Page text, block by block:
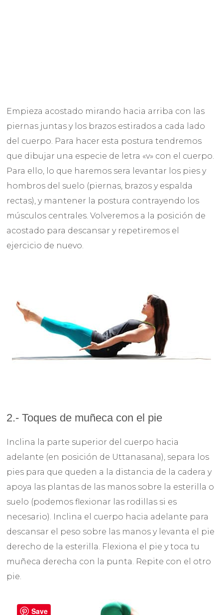
Empieza acostado mirando hacia arriba con las
piernas juntas y los brazos estirados a cada lado
del cuerpo. Para hacer esta postura tendremos
que dibujar una especie de letra «v» con el cuerpo.
Para ello, lo que haremos sera levantar los pies y
hombros del suelo (piernas, brazos y espalda
rectas), y mantener la postura contrayendo los
músculos centrales. Volveremos a la posición de
acostado para descansar y repetiremos el
ejercicio de nuevo.
2.- Toques de muñeca con el pie
Inclina la parte superior del cuerpo hacia
adelante (en posición de Uttanasana), separa los
pies para que queden a la distancia de la cadera y
apoya las plantas de las manos sobre la esterilla o
suelo (podemos flexionar las rodillas si es
necesario). Inclina el cuerpo hacia adelante para
descansar el peso sobre las manos y levanta el pie
derecho de la esterilla. Flexiona el pie y toca tu
muñeca derecha con la punta. Repite con el otro
pie.
Save